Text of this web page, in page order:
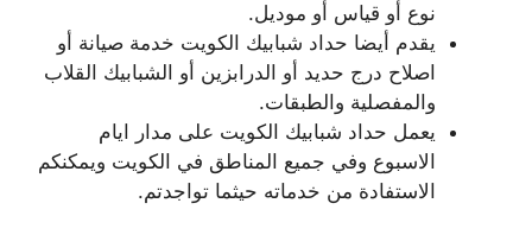
نوع أو قياس أو موديل.
يقدم أيضا حداد شبابيك الكويت خدمة صيانة أو
اصلاح درج حديد أو الدرابزين أو الشبابيك القلاب
والمفصلية والطبقات.
يعمل حداد شبابيك الكويت على مدار ايام
الاسبوع وفي جميع المناطق في الكويت ويمكنكم
الاستفادة من خدماته حيثما تواجدتم.